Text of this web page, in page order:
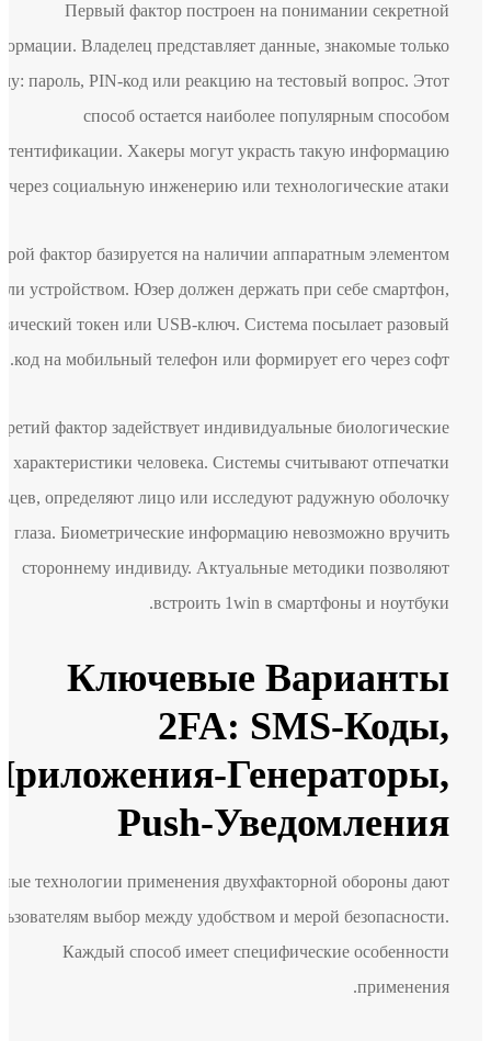
Первый фактор построен на понимании секретной
информации. Владелец представляет данные, знакомые только
ему: пароль, PIN-код или реакцию на тестовый вопрос. Этот
способ остается наиболее популярным способом
аутентификации. Хакеры могут украсть такую информацию
через социальную инженерию или технологические атаки.
Второй фактор базируется на наличии аппаратным элементом
или устройством. Юзер должен держать при себе смартфон,
физический токен или USB-ключ. Система посылает разовый
код на мобильный телефон или формирует его через софт.
Третий фактор задействует индивидуальные биологические
характеристики человека. Системы считывают отпечатки
пальцев, определяют лицо или исследуют радужную оболочку
глаза. Биометрические информацию невозможно вручить
стороннему индивиду. Актуальные методики позволяют
встроить 1win в смартфоны и ноутбуки.
Ключевые Варианты
2FA: SMS-Коды,
Приложения‑генераторы,
Push‑уведомления
Разные технологии применения двухфакторной обороны дают
пользователям выбор между удобством и мерой безопасности.
Каждый способ имеет специфические особенности
применения.